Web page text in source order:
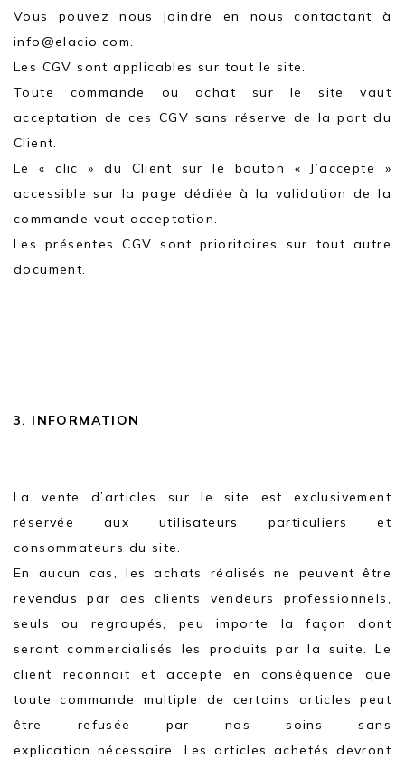
Vous pouvez nous joindre en nous contactant à
info@elacio.com.
Les CGV sont applicables sur tout le site.
Toute commande ou achat sur le site vaut
acceptation de ces CGV sans réserve de la part du
Client.
Le « clic » du Client sur le bouton « J’accepte »
accessible sur la page dédiée à la validation de la
commande vaut acceptation.
Les présentes CGV sont prioritaires sur tout autre
document.
3. INFORMATION
La vente d’articles sur le site est exclusivement
réservée aux utilisateurs particuliers et
consommateurs du site.
En aucun cas, les achats réalisés ne peuvent être
revendus par des clients vendeurs professionnels,
seuls ou regroupés, peu importe la façon dont
seront commercialisés les produits par la suite. Le
client reconnait et accepte en conséquence que
toute commande multiple de certains articles peut
être refusée par nos soins sans
explication nécessaire. Les articles achetés devront